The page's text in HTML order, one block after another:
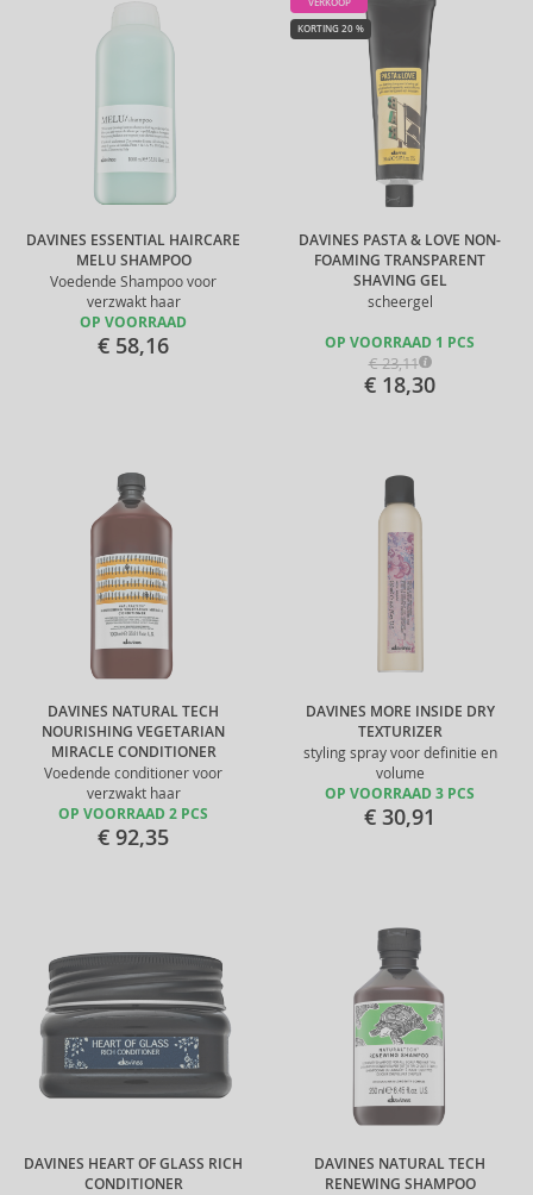
DAVINES ESSENTIAL HAIRCARE
MELU SHAMPOO
Voedende Shampoo voor
verzwakt haar
OP VOORRAAD
€ 58,16
DAVINES PASTA & LOVE NON-
FOAMING TRANSPARENT
SHAVING GEL
scheergel
VERKOOP
KORTING 20 %
OP VOORRAAD 1 PCS
€ 23,11
€ 18,30
DAVINES NATURAL TECH
NOURISHING VEGETARIAN
MIRACLE CONDITIONER
Voedende conditioner voor
verzwakt haar
OP VOORRAAD 2 PCS
€ 92,35
DAVINES MORE INSIDE DRY
TEXTURIZER
styling spray voor definitie en
volume
OP VOORRAAD 3 PCS
€ 30,91
DAVINES HEART OF GLASS RICH
CONDITIONER
DAVINES NATURAL TECH
RENEWING SHAMPOO